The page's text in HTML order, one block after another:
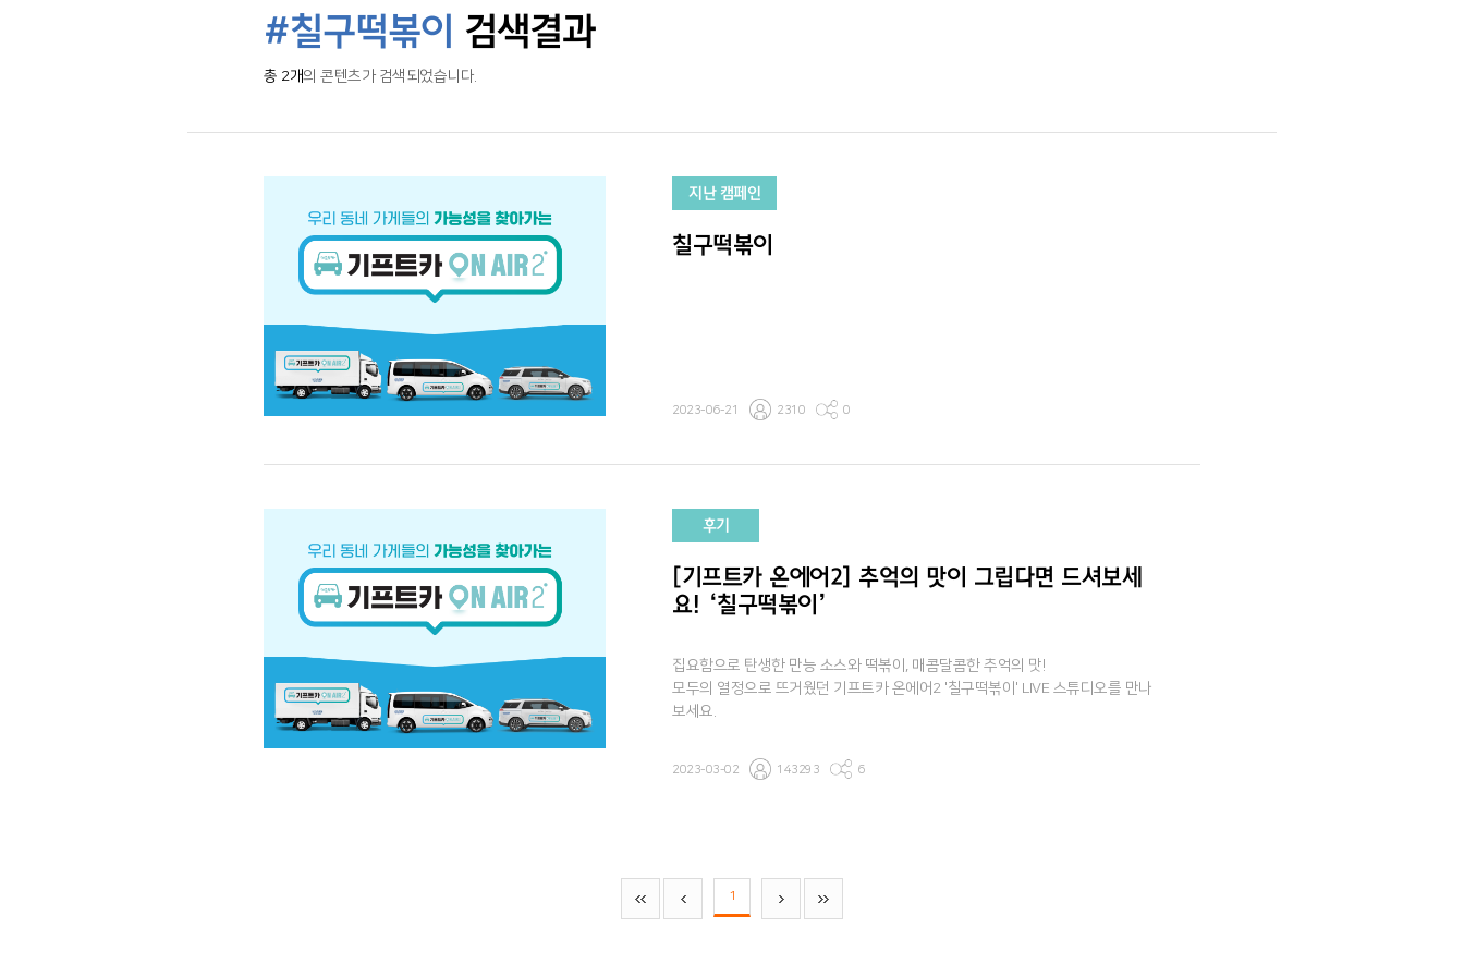
#칠구떡볶이 검색결과
총 2개의 콘텐츠가 검색되었습니다.
지난 캠페인
칠구떡볶이
2023-06-21 2310 0
후기
[기프트카 온에어2] 추억의 맛이 그립다면 드셔보세
요! ‘칠구떡볶이’
집요함으로 탄생한 만능 소스와 떡볶이, 매콤달콤한 추억의 맛!
모두의 열정으로 뜨거웠던 기프트카 온에어2 '칠구떡볶이' LIVE 스튜디오를 만나
보세요.
2023-03-02 143293 6
1